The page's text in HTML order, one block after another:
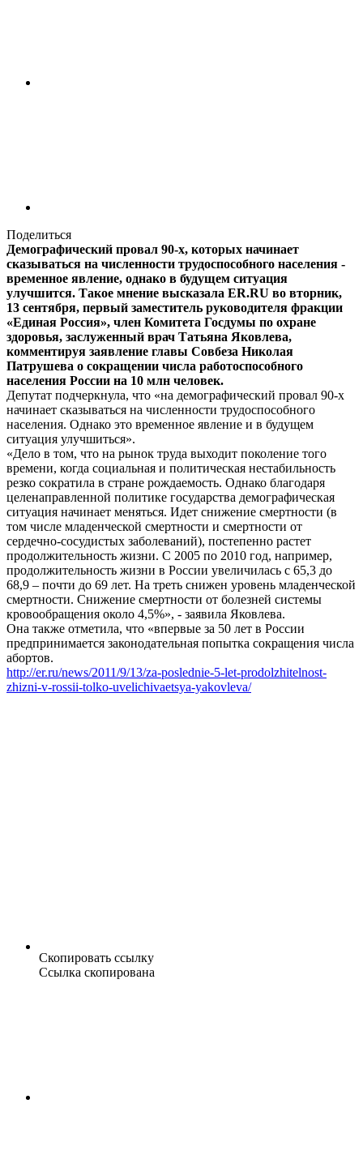
Поделиться
Демографический провал 90-х, которых начинает
сказываться на численности трудоспособного населения -
временное явление, однако в будущем ситуация
улучшится. Такое мнение высказала ER.RU во вторник,
13 сентября, первый заместитель руководителя фракции
«Единая Россия», член Комитета Госдумы по охране
здоровья, заслуженный врач Татьяна Яковлева,
комментируя заявление главы Совбеза Николая
Патрушева о сокращении числа работоспособного
населения России на 10 млн человек.
Депутат подчеркнула, что «на демографический провал 90-х
начинает сказываться на численности трудоспособного
населения. Однако это временное явление и в будущем
ситуация улучшиться».
«Дело в том, что на рынок труда выходит поколение того
времени, когда социальная и политическая нестабильность
резко сократила в стране рождаемость. Однако благодаря
целенаправленной политике государства демографическая
ситуация начинает меняться. Идет снижение смертности (в
том числе младенческой смертности и смертности от
сердечно-сосудистых заболеваний), постепенно растет
продолжительность жизни. С 2005 по 2010 год, например,
продолжительность жизни в России увеличилась с 65,3 до
68,9 – почти до 69 лет. На треть снижен уровень младенческой
смертности. Снижение смертности от болезней системы
кровообращения около 4,5%», - заявила Яковлева.
Она также отметила, что «впервые за 50 лет в России
предпринимается законодательная попытка сокращения числа
абортов.
http://er.ru/news/2011/9/13/za-poslednie-5-let-prodolzhitelnost-
zhizni-v-rossii-tolko-uvelichivaetsya-yakovleva/
Скопировать ссылку
Ссылка скопирована